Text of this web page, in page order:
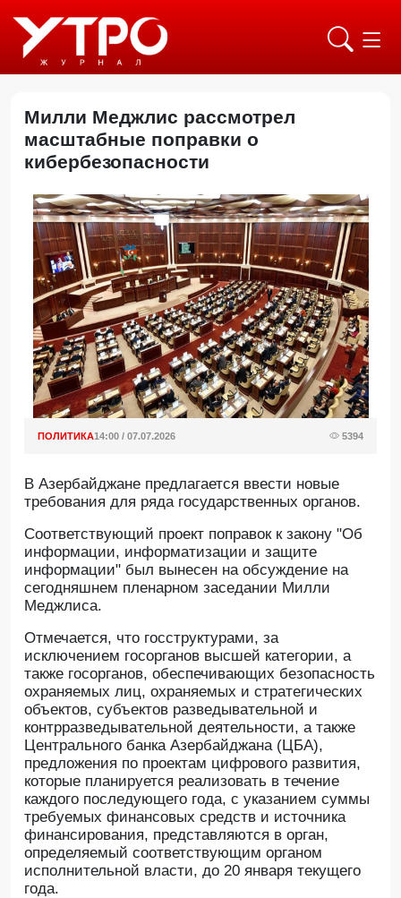
Милли Меджлис рассмотрел
масштабные поправки о
кибербезопасности
ПОЛИТИКА14:00 / 07.07.2026 5394
В Азербайджане предлагается ввести новые
требования для ряда государственных органов.
Соответствующий проект поправок к закону "Об
информации, информатизации и защите
информации" был вынесен на обсуждение на
сегодняшнем пленарном заседании Милли
Меджлиса.
Отмечается, что госструктурами, за
исключением госорганов высшей категории, а
также госорганов, обеспечивающих безопасность
охраняемых лиц, охраняемых и стратегических
объектов, субъектов разведывательной и
контрразведывательной деятельности, а также
Центрального банка Азербайджана (ЦБА),
предложения по проектам цифрового развития,
которые планируется реализовать в течение
каждого последующего года, с указанием суммы
требуемых финансовых средств и источника
финансирования, представляются в орган,
определяемый соответствующим органом
исполнительной власти, до 20 января текущего
года.